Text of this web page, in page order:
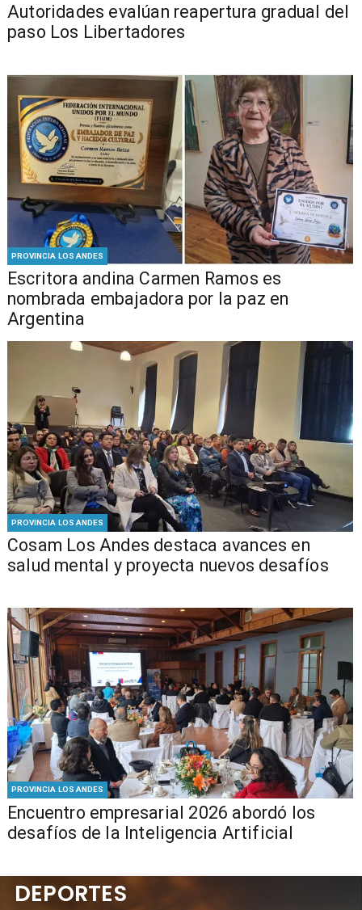
​​Autoridades evalúan reapertura gradual del
paso Los Libertadores
PROVINCIA LOS ANDES
Escritora andina Carmen Ramos es
nombrada embajadora por la paz en
Argentina
PROVINCIA LOS ANDES
Cosam Los Andes destaca avances en
salud mental y proyecta nuevos desafíos
PROVINCIA LOS ANDES
Encuentro empresarial 2026 abordó los
desafíos de la Inteligencia Artificial
DEPORTES